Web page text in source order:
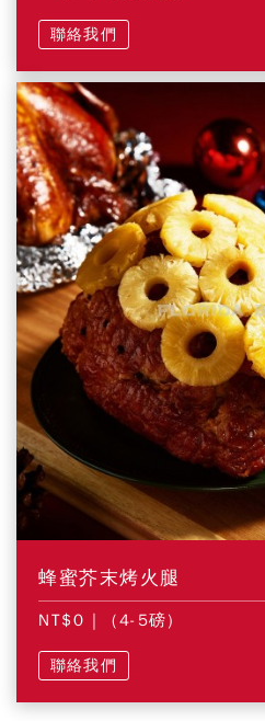
聯絡我們
蜂蜜芥末烤火腿
NT$0 | (4-5磅)
聯絡我們